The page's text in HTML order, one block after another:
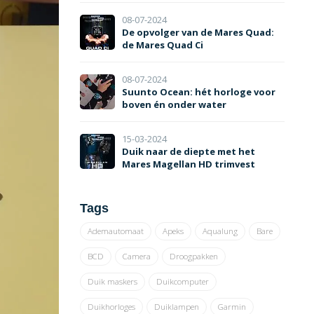
08-07-2024
De opvolger van de Mares Quad:
de Mares Quad Ci
08-07-2024
Suunto Ocean: hét horloge voor
boven én onder water
15-03-2024
Duik naar de diepte met het
Mares Magellan HD trimvest
Tags
Ademautomaat Apeks Aqualung Bare
BCD Camera Droogpakken
Duik maskers Duikcomputer
Duikhorloges Duiklampen Garmin